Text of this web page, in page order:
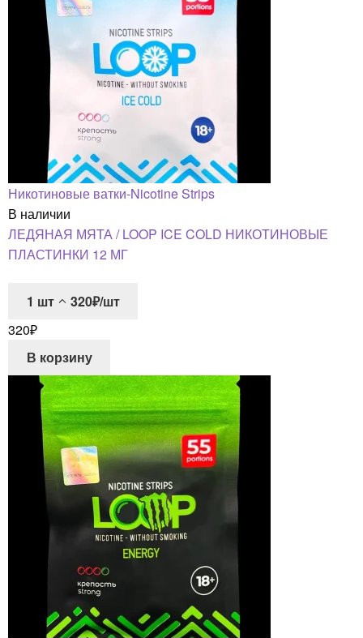
Никотиновые ватки-Nicotine Strips
В наличии
ЛЕДЯНАЯ МЯТА / LOOP ICE COLD НИКОТИНОВЫЕ
ПЛАСТИНКИ 12 МГ
1 шт
320₽/шт
320₽
В корзину